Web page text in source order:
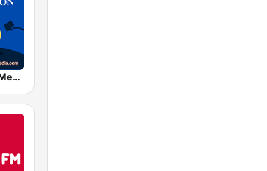
Bhaktiworld Media Meditation